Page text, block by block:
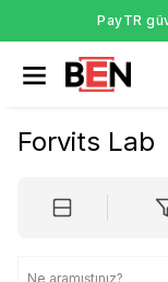
PayTR
Forvits Lab